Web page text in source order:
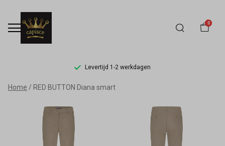
0
Levertijd 1-2 werkdagen
RED
BUTTON
Diana
Home RED BUTTON Diana smart